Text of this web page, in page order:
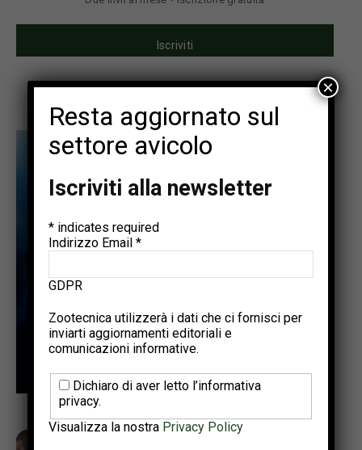
Iscriviti
Resta aggiornato sul
settore avicolo
Iscriviti alla newsletter
* indicates required
Indirizzo Email *
GDPR
Zootecnica utilizzerà i dati che ci fornisci per
inviarti aggiornamenti editoriali e
comunicazioni informative.
Dichiaro di aver letto l’informativa
privacy.
Visualizza la nostra Privacy Policy
×